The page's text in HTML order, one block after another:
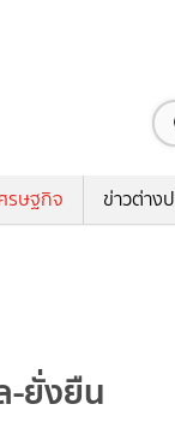
รษฐกิจ ข่าวต่าง
-ยั่งยืน